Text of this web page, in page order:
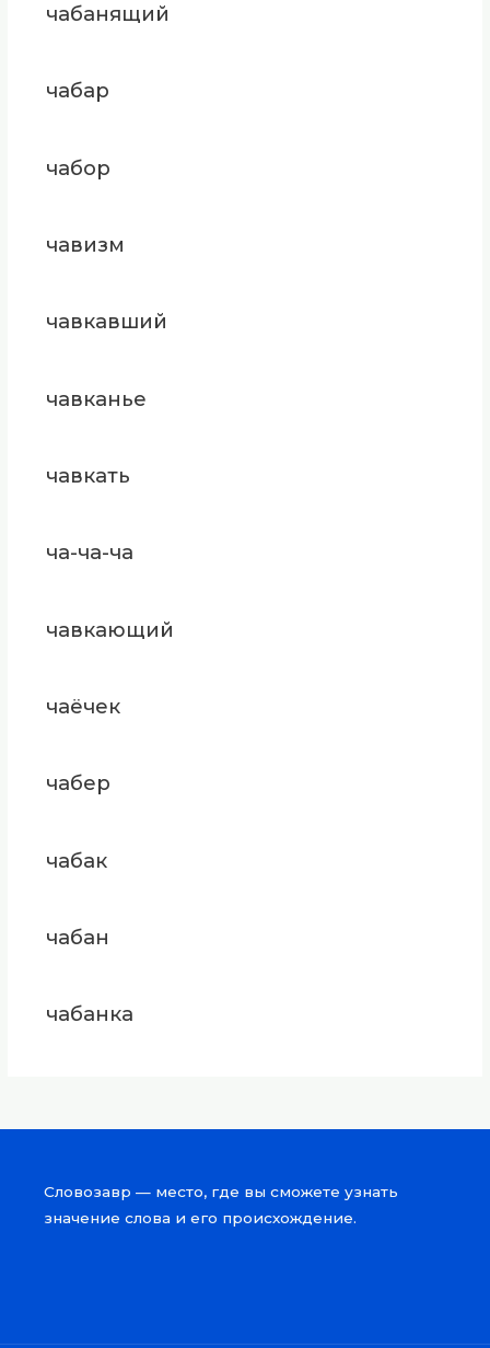
чабанящий
чабар
чабор
чавизм
чавкавший
чавканье
чавкать
ча-ча-ча
чавкающий
чаёчек
чабер
чабак
чабан
чабанка
Словозавр — место, где вы сможете узнать
значение слова и его происхождение.